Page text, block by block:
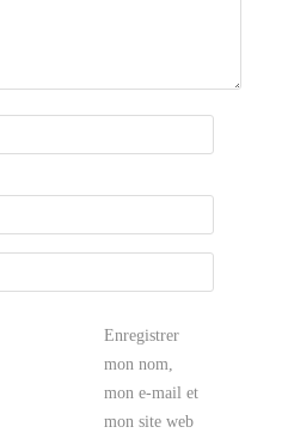
Enregistrer
mon nom,
mon e-mail et
mon site web